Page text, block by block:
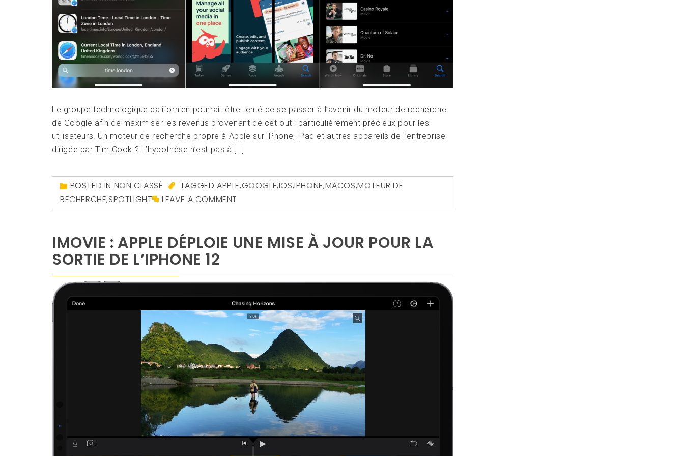
Le groupe technologique californien pourrait être tenté de se passer à l’avenir du moteur de recherche
de Google afin de maximiser les revenus provenant de cet outil particulièrement précieux pour les
utilisateurs. Un moteur de recherche propre à Apple sur iPhone, iPad et autres appareils de l’entreprise
dirigée par Tim Cook ? L’hypothèse n’est pas à […]
POSTED IN NON CLASSÉ TAGGEDAPPLE,GOOGLE,IOS,IPHONE,MACOS,MOTEUR DE
RECHERCHE,SPOTLIGHT LEAVE A COMMENT
IMOVIE : APPLE DÉPLOIE UNE MISE À JOUR POUR LA
SORTIE DE L’IPHONE 12